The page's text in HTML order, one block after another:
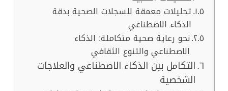
تحليلات معمقة للسجلات الصحية بدقة
الذكاء الاصطناعي
نحو رعاية صحية متكاملة: الذكاء
الاصطناعي والتنوع الثقافي
التكامل بين الذكاء الاصطناعي والعلاجات
الشخصية